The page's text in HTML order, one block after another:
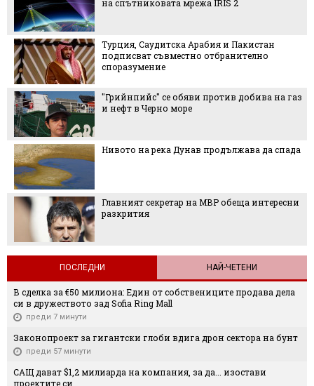
на спътниковата мрежа IRIS 2
Турция, Саудитска Арабия и Пакистан
подписват съвместно отбранително
споразумение
"Грийнпийс" се обяви против добива на газ
и нефт в Черно море
Нивото на река Дунав продължава да спада
Главният секретар на МВР обеща интересни
разкрития
ПОСЛЕДНИ НАЙ-ЧЕТЕНИ
В сделка за €50 милиона: Един от собствениците продава дела
си в дружеството зад Sofia Ring Mall
преди 7 минути
Законопроект за гигантски глоби вдига дрон сектора на бунт
преди 57 минути
САЩ дават $1,2 милиарда на компания, за да... изостави
проектите си